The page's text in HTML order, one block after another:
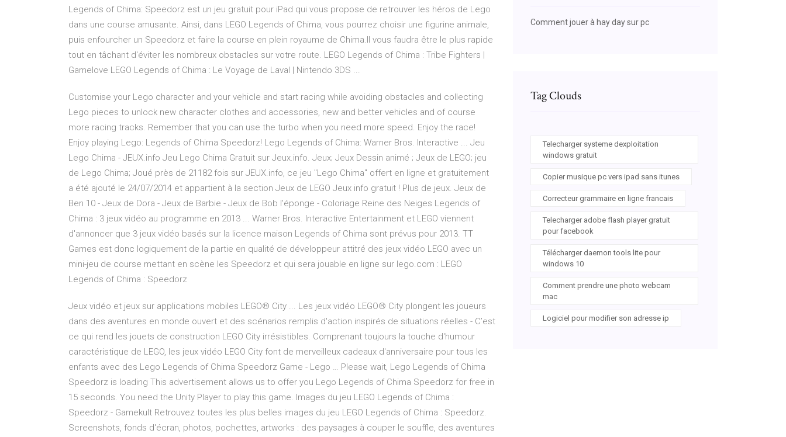
Legends of Chima: Speedorz est un jeu gratuit pour iPad qui vous propose de retrouver les héros de Lego
dans une course amusante. Ainsi, dans LEGO Legends of Chima, vous pourrez choisir une figurine animale,
puis enfourcher un Speedorz et faire la course en plein royaume de Chima.Il vous faudra être le plus rapide
tout en tâchant d'éviter les nombreux obstacles sur votre route. LEGO Legends of Chima : Tribe Fighters |
Gamelove LEGO Legends of Chima : Le Voyage de Laval | Nintendo 3DS ...
Customise your Lego character and your vehicle and start racing while avoiding obstacles and collecting
Lego pieces to unlock new character clothes and accessories, new and better vehicles and of course
more racing tracks. Remember that you can use the turbo when you need more speed. Enjoy the race!
Enjoy playing Lego: Legends of Chima Speedorz! Lego Legends of Chima: Warner Bros. Interactive ... Jeu
Lego Chima - JEUX.info Jeu Lego Chima Gratuit sur Jeux.info. Jeux; Jeux Dessin animé ; Jeux de LEGO; jeu
de Lego Chima; Joué près de 21182 fois sur JEUX.info, ce jeu "Lego Chima" offert en ligne et gratuitement
a été ajouté le 24/07/2014 et appartient à la section Jeux de LEGO Jeux info gratuit ! Plus de jeux. Jeux de
Ben 10 - Jeux de Dora - Jeux de Barbie - Jeux de Bob l'éponge - Coloriage Reine des Neiges Legends of
Chima : 3 jeux vidéo au programme en 2013 ... Warner Bros. Interactive Entertainment et LEGO viennent
d'annoncer que 3 jeux vidéo basés sur la licence maison Legends of Chima sont prévus pour 2013. TT
Games est donc logiquement de la partie en qualité de développeur attitré des jeux vidéo LEGO avec un
mini-jeu de course mettant en scène les Speedorz et qui sera jouable en ligne sur lego.com : LEGO
Legends of Chima : Speedorz
Jeux vidéo et jeux sur applications mobiles LEGO® City ... Les jeux vidéo LEGO® City plongent les joueurs
dans des aventures en monde ouvert et des scénarios remplis d'action inspirés de situations réelles - C’est
ce qui rend les jouets de construction LEGO City irrésistibles. Comprenant toujours la touche d'humour
caractéristique de LEGO, les jeux vidéo LEGO City font de merveilleux cadeaux d'anniversaire pour tous les
enfants avec des Lego Legends of Chima Speedorz Game - Lego … Please wait, Lego Legends of Chima
Speedorz is loading This advertisement allows us to offer you Lego Legends of Chima Speedorz for free in
15 seconds. You need the Unity Player to play this game. Images du jeu LEGO Legends of Chima :
Speedorz - Gamekult Retrouvez toutes les plus belles images du jeu LEGO Legends of Chima : Speedorz.
Screenshots, fonds d'écran, photos, pochettes, artworks : des paysages à couper le souffle, des aventures
Comment jouer à hay day sur pc
Tag Clouds
Telecharger systeme dexploitation
windows gratuit
Copier musique pc vers ipad sans itunes
Correcteur grammaire en ligne francais
Telecharger adobe flash player gratuit
pour facebook
Télécharger daemon tools lite pour
windows 10
Comment prendre une photo webcam
mac
Logiciel pour modifier son adresse ip